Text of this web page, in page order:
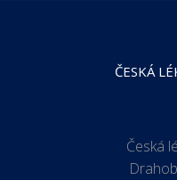
ČESKÁ
Česká